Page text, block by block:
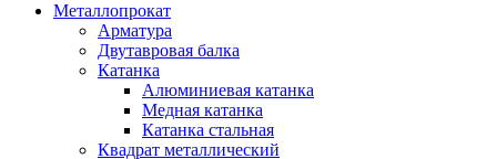
Металлопрокат
Арматура
Двутавровая балка
Катанка
Алюминиевая катанка
Медная катанка
Катанка стальная
Квадрат металлический